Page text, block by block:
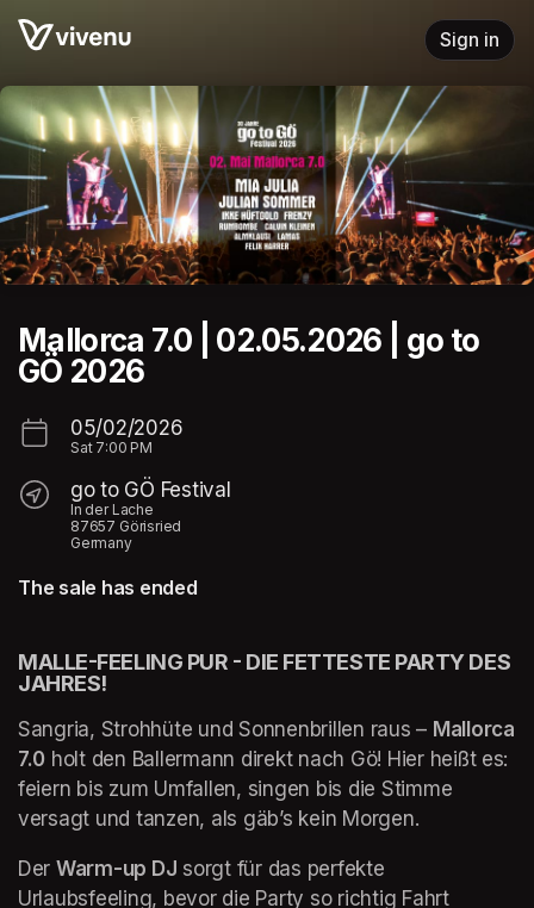
Skip header
Sign in
Mallorca 7.0 | 02.05.2026 | go to
GÖ 2026
05/02/2026
Sat 7:00 PM
go to GÖ Festival
In der Lache
87657 Görisried
Germany
The sale has ended
MALLE-FEELING PUR - DIE FETTESTE PARTY DES
JAHRES!
Sangria, Strohhüte und Sonnenbrillen raus – Mallorca
7.0 holt den Ballermann direkt nach Gö! Hier heißt es:
feiern bis zum Umfallen, singen bis die Stimme
versagt und tanzen, als gäb’s kein Morgen.
Der Warm-up DJ sorgt für das perfekte
Urlaubsfeeling, bevor die Party so richtig Fahrt